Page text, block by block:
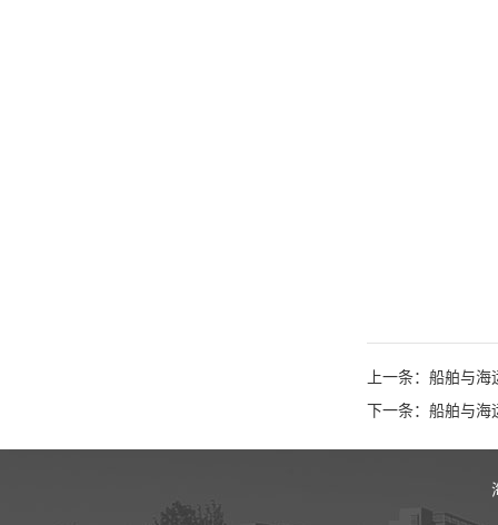
上一条：船舶与
下一条：船舶与海